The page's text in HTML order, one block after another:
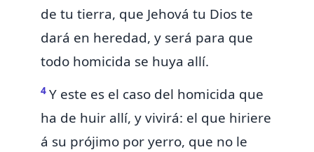
de tu tierra, que Jehová tu Dios te
dará en heredad, y será para que
todo homicida se huya allí.
4 Y este es el caso del homicida que
ha de huir allí, y vivirá: el que hiriere
á su prójimo por yerro, que no le